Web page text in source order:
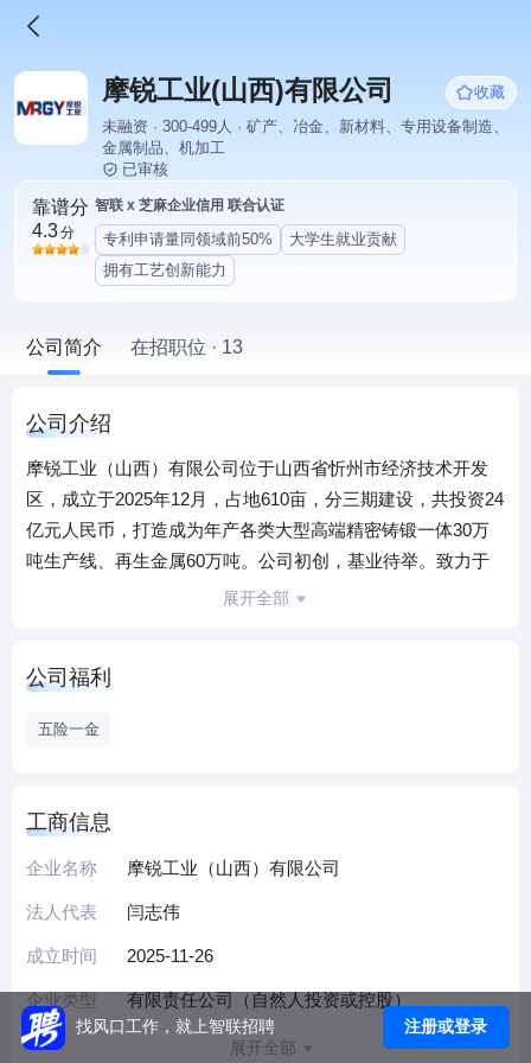
摩锐工业(山西)有限公司
收藏
未融资 · 300-499人 · 矿产、冶金、新材料、专用设备制造、
金属制品、机加工
已审核
靠谱分
4.3分
智联 x 芝麻企业信用 联合认证
专利申请量同领域前50%
大学生就业贡献
拥有工艺创新能力
公司简介 在招职位 · 13
公司介绍
摩锐工业（山西）有限公司位于山西省忻州市经济技术开发
区，成立于2025年12月，占地610亩，分三期建设，共投资24
亿元人民币，打造成为年产各类大型高端精密铸锻一体30万
吨生产线、再生金属60万吨。公司初创，基业待举。致力于
大型高端精密锻件的研发、生产与全球营销，材质涵盖碳
土之上，从零搭建国际领先的全自动智能化铸锻生产线，目
吨智能压力机、D53-10米智能辗环机以及配套的智能加热
炉、热处理炉、数控机床等，达到年产30万吨精密环锻件。
未来五年，上市可期。我们寻找的不是员工，而是早期共创
者。这里有尚未落定的组织架构、亟待命名的产线、等待注
者。我们需要这样的你：研发类材料成型 / 锻造工艺 / 热处理
/ 模拟仿真我们不只看资历，更看重你对金属微观世界的理解
力。生产与智造类自动化产线运维 / 工业机器人 / 数字孪生 /
MES系统如果你对“黑灯工厂”有执念，这里是最好的试验场。
展开全部
公司福利
五险一金
工商信息
企业名称 摩锐工业（山西）有限公司
法人代表 闫志伟
成立时间 2025-11-26
企业类型 有限责任公司（自然人投资或控股）
展开全部
找风口工作，就上智联招聘 注册或登录